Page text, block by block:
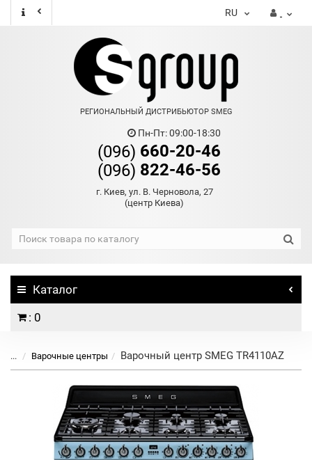
RU
РЕГИОНАЛЬНЫЙ ДИСТРИБЬЮТОР SMEG
Пн-Пт: 09:00-18:30
(096) 660-20-46
(096) 822-46-56
г. Киев, ул. В. Черновола, 27
(центр Киева)
Каталог
: 0
... Варочные центры Варочный центр SMEG TR4110AZ